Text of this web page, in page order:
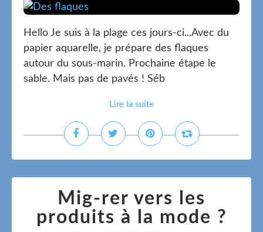
Hello Je suis à la plage ces jours-ci...Avec du
papier aquarelle, je prépare des flaques
autour du sous-marin. Prochaine étape le
sable. Mais pas de pavés ! Séb
Lire la suite
Mig-rer vers les
produits à la mode ?